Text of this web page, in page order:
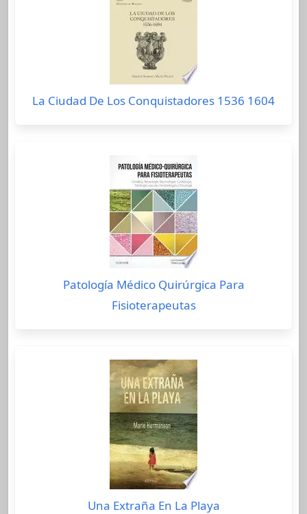
La Ciudad De Los Conquistadores 1536 1604
Patología Médico Quirúrgica Para
Fisioterapeutas
Una Extraña En La Playa